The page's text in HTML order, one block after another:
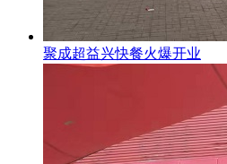
聚成超益兴快餐火爆开业